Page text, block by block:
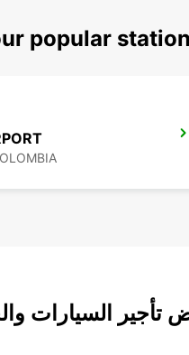
popular